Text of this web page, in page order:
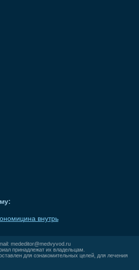
внутрь
mededitor@medvyvod.ru
принадлежат их владельцам.
для ознакомительных целей, для лечения